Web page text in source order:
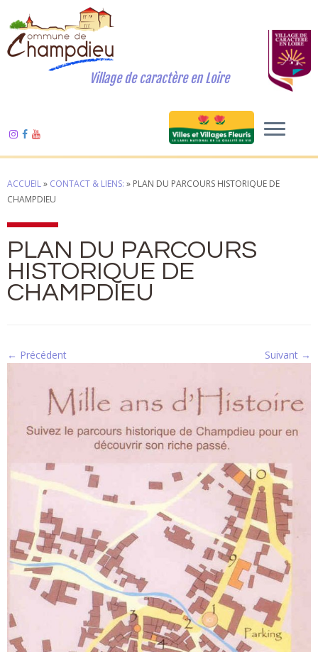
Village de caractère en Loire
ACCUEIL» CONTACT & LIENS: » PLAN DU PARCOURS HISTORIQUE DE
CHAMPDIEU
PLAN DU PARCOURS
HISTORIQUE DE
CHAMPDIEU
← Précédent Suivant →